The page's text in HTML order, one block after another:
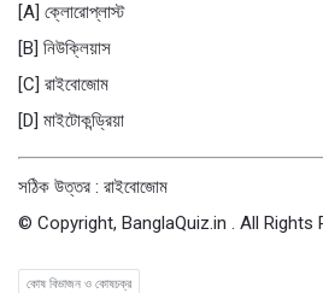
[A] ক্লোরোপ্লাস্ট
[B] নিউক্লিয়াস
[C] রাইবোজোম
[D] মাইটোকন্ড্রিয়া
সঠিক উত্তর : রাইবোজোম
© Copyright, BanglaQuiz.in . All Rights
কোষ বিভাজন ও কোষচক্র